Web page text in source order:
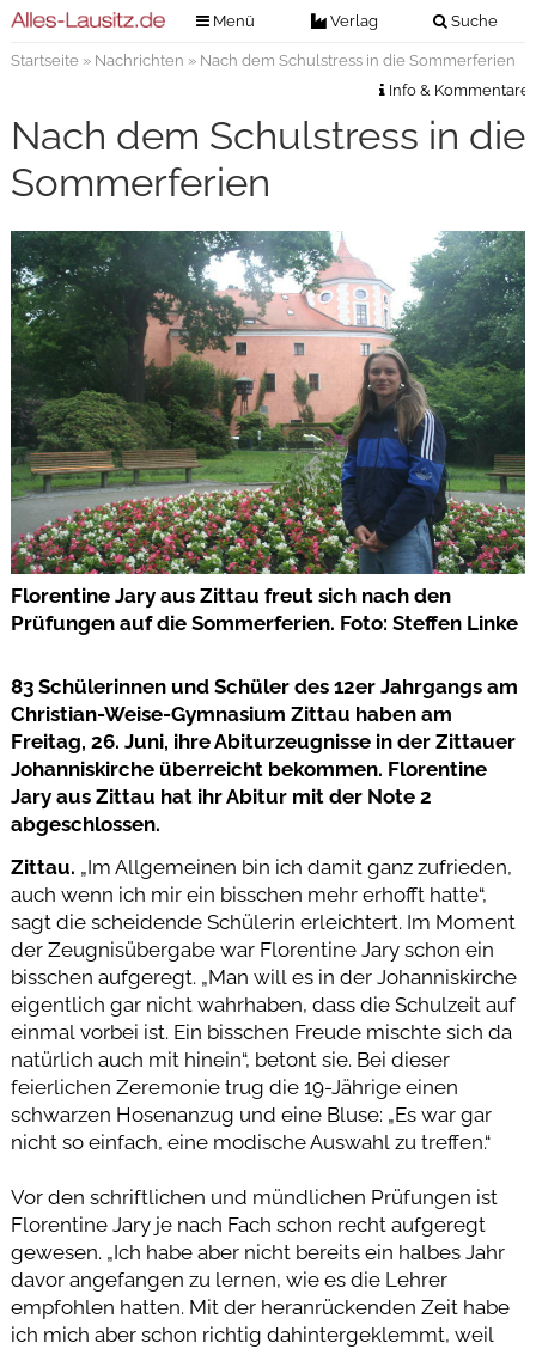
Menü Verlag Suche
Verlag
Kontakt
Impressum
Nachrichten
Veranstaltungstickets
Anzeigensuche
Digitale Ausgaben
Startseite» Nachrichten » Nach dem Schulstress in die Sommerferien
Info & Kommentare
Nach dem Schulstress in die
Sommerferien
Florentine Jary aus Zittau freut sich nach den
Prüfungen auf die Sommerferien. Foto: Steffen Linke
83 Schülerinnen und Schüler des 12er Jahrgangs am
Christian-Weise-Gymnasium Zittau haben am
Freitag, 26. Juni, ihre Abiturzeugnisse in der Zittauer
Johanniskirche überreicht bekommen. Florentine
Jary aus Zittau hat ihr Abitur mit der Note 2
abgeschlossen.
Zittau. „Im Allgemeinen bin ich damit ganz zufrieden,
auch wenn ich mir ein bisschen mehr erhofft hatte“,
sagt die scheidende Schülerin erleichtert. Im Moment
der Zeugnisübergabe war Florentine Jary schon ein
bisschen aufgeregt. „Man will es in der Johanniskirche
eigentlich gar nicht wahrhaben, dass die Schulzeit auf
einmal vorbei ist. Ein bisschen Freude mischte sich da
natürlich auch mit hinein“, betont sie. Bei dieser
feierlichen Zeremonie trug die 19-Jährige einen
schwarzen Hosenanzug und eine Bluse: „Es war gar
nicht so einfach, eine modische Auswahl zu treffen.“
Vor den schriftlichen und mündlichen Prüfungen ist
Florentine Jary je nach Fach schon recht aufgeregt
gewesen. „Ich habe aber nicht bereits ein halbes Jahr
davor angefangen zu lernen, wie es die Lehrer
empfohlen hatten. Mit der heranrückenden Zeit habe
ich mich aber schon richtig dahintergeklemmt, weil